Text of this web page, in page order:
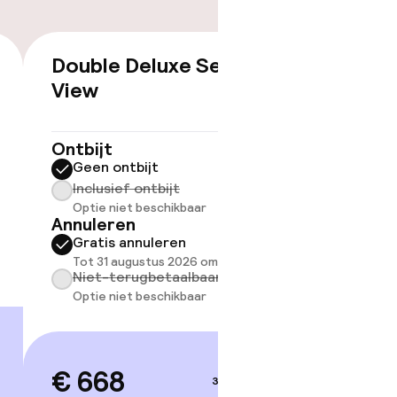
Double Deluxe Sea
View
Ontbijt
Geen ontbijt
Inclusief ontbijt
Optie niet beschikbaar
Annuleren
Gratis annuleren
Tot 31 augustus 2026 om 21:00
Niet-terugbetaalbaar
Optie niet beschikbaar
€ 668 3–4 sep.